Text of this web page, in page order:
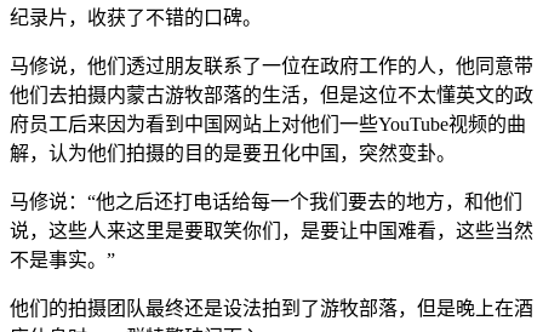
纪录片，收获了不错的口碑。
马修说，他们透过朋友联系了一位在政府工作的人，他同意带
他们去拍摄内蒙古游牧部落的生活，但是这位不太懂英文的政
府员工后来因为看到中国网站上对他们一些YouTube视频的曲
解，认为他们拍摄的目的是要丑化中国，突然变卦。
马修说：“他之后还打电话给每一个我们要去的地方，和他们
说，这些人来这里是要取笑你们，是要让中国难看，这些当然
不是事实。”
他们的拍摄团队最终还是设法拍到了游牧部落，但是晚上在酒